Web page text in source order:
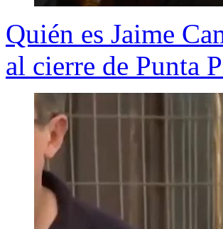
Quién es Jaime
al cierre de Punta